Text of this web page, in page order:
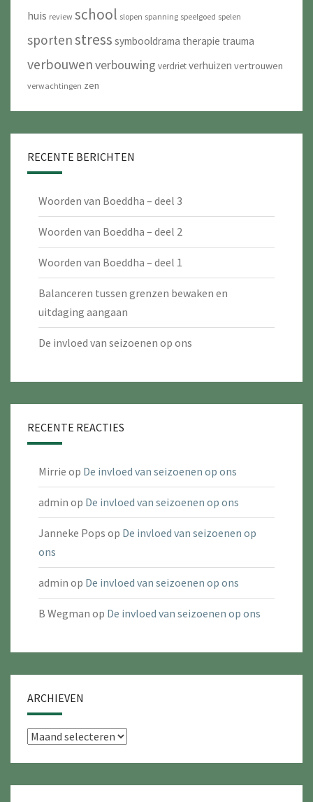
huis review school slopen spanning speelgoed spelen
sportenstress symbooldrama therapie trauma
verbouwenverbouwing verdrietverhuizen vertrouwen
verwachtingen zen
RECENTE BERICHTEN
Woorden van Boeddha – deel 3
Woorden van Boeddha – deel 2
Woorden van Boeddha – deel 1
Balanceren tussen grenzen bewaken en
uitdaging aangaan
De invloed van seizoenen op ons
RECENTE REACTIES
Mirrie op De invloed van seizoenen op ons
admin op De invloed van seizoenen op ons
Janneke Pops op De invloed van seizoenen op
ons
admin op De invloed van seizoenen op ons
B Wegman op De invloed van seizoenen op ons
ARCHIEVEN
Archieven